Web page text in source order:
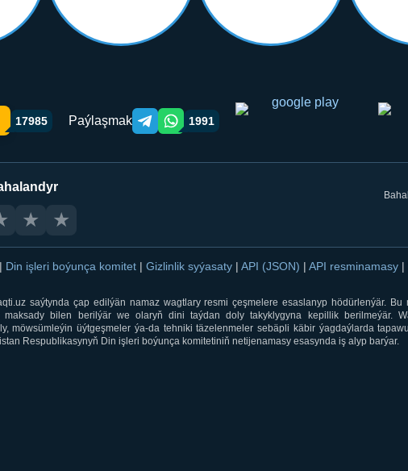
17985 Paýlaşmak Telegram orqali ulashish
WhatsApp orqali ulashish
1991
★ ★
| Din işleri boýunça komitet | Gizlinlik syýasaty | API (JSON) | API resminamasy |
saýtynda çap edilýän namaz wagtlary resmi çeşmelere esaslanyp hödürlenýär. Bu
maksady bilen berilýär we olaryň dini taýdan doly takyklygyna kepillik berilmeýär.
möwsümleýin üýtgeşmeler ýa-da tehniki täzelenmeler sebäpli käbir ýagdaýlarda
Respublikasynyň Din işleri boýunça komitetiniň netijenamasy esasynda iş alyp barýar.